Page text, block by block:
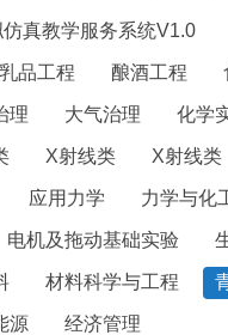
真教学服务系统V1.0
乳品工程 酿酒工程
理 大气治理 化学
X射线类 X射线类
应用力学 力学与化
电机及拖动基础实验
材料科学与工程
源 经济管理